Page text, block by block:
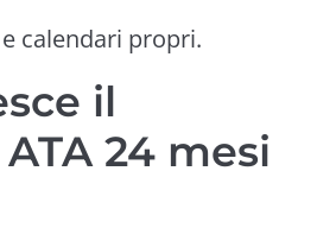
calendari propri.
il
24 mesi